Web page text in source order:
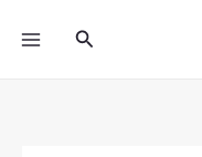
Search